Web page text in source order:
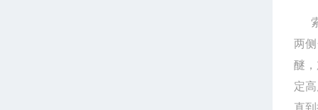
两
醚
定
直